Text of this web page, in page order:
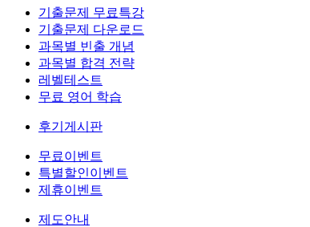
기출문제 무료특강
기출문제 다운로드
과목별 빈출 개념
과목별 합격 전략
레벨테스트
무료 영어 학습
후기게시판
무료이벤트
특별할인이벤트
제휴이벤트
제도안내